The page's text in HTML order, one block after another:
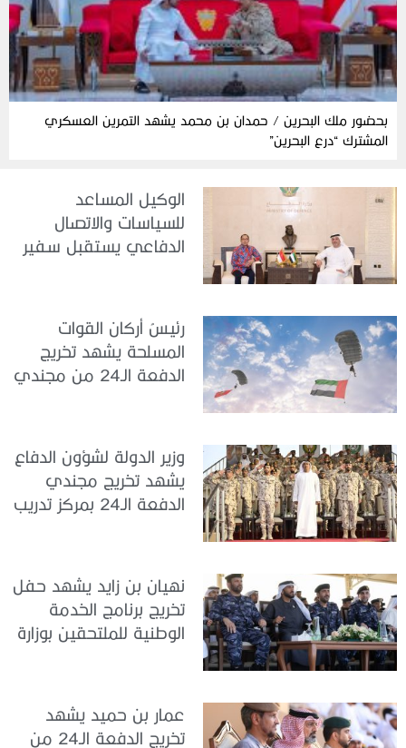
بحضور ملك البحرين / حمدان بن محمد يشهد التمرين العسكري
المشترك “درع البحرين”
الوكيل المساعد
للسياسات والاتصال
الدفاعي يستقبل سفير
رئيسُ أركان القوات
المسلحة يشهد تخريج
الدفعة الـ24 من مجندي
وزير الدولة لشؤون الدفاع
يشهد تخريج مجندي
الدفعة الـ24 بمركز تدريب
نهيان بن زايد يشهد حفل
تخريج برنامج الخدمة
الوطنية للملتحقين بوزارة
عمار بن حميد يشهد
تخريج الدفعة الـ24 من